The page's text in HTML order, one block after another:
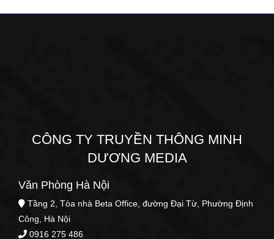
CÔNG TY TRUYỀN THÔNG MINH
DƯƠNG MEDIA
Văn Phòng Hà Nội
Tầng 2, Tòa nhà Beta Office, đường Đại Từ, Phường Định
Công, Hà Nội
0916 275 486